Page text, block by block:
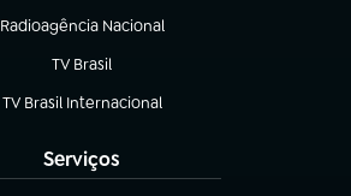
Radioagência Nacional
(abre em nova aba)
TV Brasil
(abre em nova aba)
TV Brasil Internacional
(abre em nova aba)
Serviços